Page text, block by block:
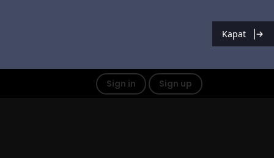
Sign in Sign up
Kapat